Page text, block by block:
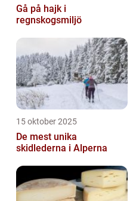
Gå på hajk i
regnskogsmiljö
15 oktober 2025
De mest unika
skidlederna i Alperna